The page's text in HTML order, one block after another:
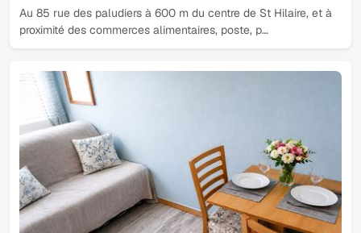
Au 85 rue des paludiers à 600 m du centre de St Hilaire, et à
proximité des commerces alimentaires, poste, p…